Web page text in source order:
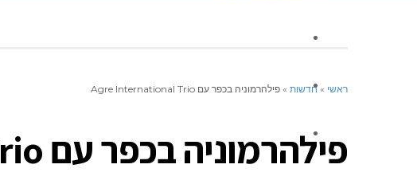
ניחומים
צור קשר
ראשי » חדשות » פילהרמוניה בכפר עם Agre International Trio
פילהרמוניה בכפר עם Agre International Trio